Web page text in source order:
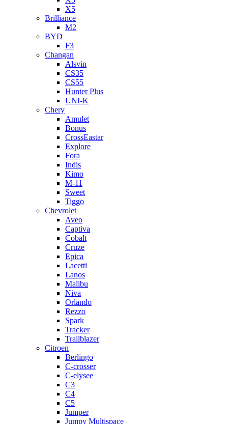
X5
Brilliance
M2
BYD
F3
Changan
Alsvin
CS35
CS55
Hunter Plus
UNI-K
Chery
Amulet
Bonus
CrossEastar
Explore
Fora
Indis
Kimo
M-11
Sweet
Tiggo
Chevrolet
Aveo
Captiva
Cobalt
Cruze
Epica
Lacetti
Lanos
Malibu
Niva
Orlando
Rezzo
Spark
Tracker
Trailblazer
Citroen
Berlingo
C-crosser
C-elysee
C3
C4
C5
Jumper
Jumpy Multispace